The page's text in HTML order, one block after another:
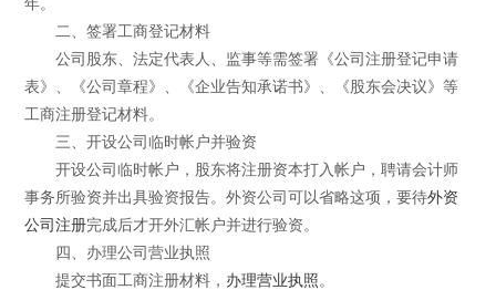
年。
二、签署工商登记材料
公司股东、法定代表人、监事等需签署《公司注册登记申请
表》、《公司章程》、《企业告知承诺书》、《股东会决议》等
工商注册登记材料。
三、开设公司临时帐户并验资
开设公司临时帐户，股东将注册资本打入帐户，聘请会计师
事务所验资并出具验资报告。外资公司可以省略这项，要待外资
公司注册完成后才开外汇帐户并进行验资。
四、办理公司营业执照
提交书面工商注册材料， 办理营业执照 。